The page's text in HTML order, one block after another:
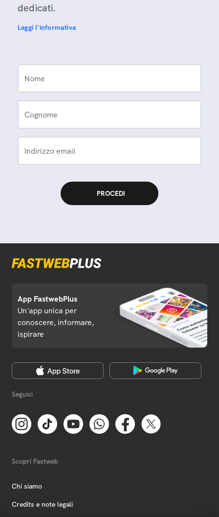
dedicati.
Leggi l'informativa
Nome
Cognome
Indirizzo email
App FastwebPlus
Un'app unica per
conoscere, informare,
ispirare
Seguici
Scopri Fastweb
Chi siamo
Credits e note legali